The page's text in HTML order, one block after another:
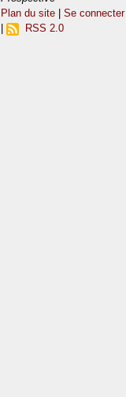
Plan du site |Se connecter
|
RSS 2.0